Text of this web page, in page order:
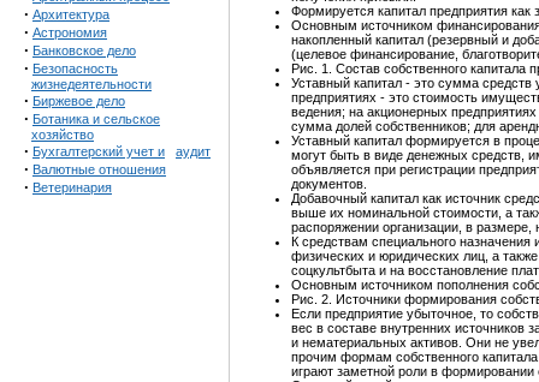
· Архитектура
· Астрономия
· Банковское дело
· Безопасность
жизнедеятельности
· Биржевое дело
· Ботаника и сельское
хозяйство
· Бухгалтерский учет и аудит
· Валютные отношения
· Ветеринария
Формируется капитал предприятия
Основным источником финансирования
накопленный капитал (резервный и
(целевое финансирование,
Рис. 1. Состав собственного капитала
Уставный капитал - это сумма средств
предприятиях - это стоимость
ведения; на акционерных
сумма долей собственников; для
Уставный капитал формируется в
могут быть в виде денежных средств,
объявляется при регистрации
документов.
Добавочный капитал как источник
выше их номинальной стоимости, а
распоряжении организации, в
К средствам специального
физических и юридических лиц, а
соцкультбыта и на восстановление
Основным источником пополнения
Рис. 2. Источники формирования
Если предприятие убыточное, то
вес в составе внутренних источников
и нематериальных активов. Они не
прочим формам собственного
играют заметной роли в формировании